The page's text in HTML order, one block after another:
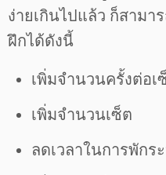
ง่ายเกินไปแล้ว ก็สามา
ฝึกได้ดังนี้
เพิ่มจำนวนครั้งต่อเ
เพิ่มจำนวนเซ็ต
ลดเวลาในการพักร